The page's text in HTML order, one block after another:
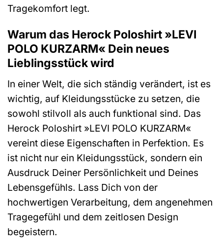
Tragekomfort legt.
Warum das Herock Poloshirt »LEVI
POLO KURZARM« Dein neues
Lieblingsstück wird
In einer Welt, die sich ständig verändert, ist es
wichtig, auf Kleidungsstücke zu setzen, die
sowohl stilvoll als auch funktional sind. Das
Herock Poloshirt »LEVI POLO KURZARM«
vereint diese Eigenschaften in Perfektion. Es
ist nicht nur ein Kleidungsstück, sondern ein
Ausdruck Deiner Persönlichkeit und Deines
Lebensgefühls. Lass Dich von der
hochwertigen Verarbeitung, dem angenehmen
Tragegefühl und dem zeitlosen Design
begeistern.